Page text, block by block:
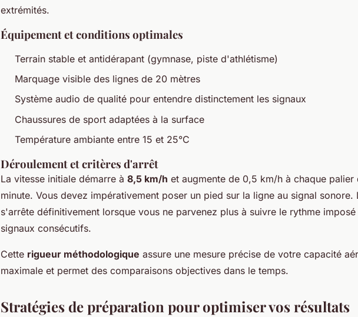
extrémités.
Équipement et conditions optimales
Terrain stable et antidérapant (gymnase, piste d'athlétisme)
Marquage visible des lignes de 20 mètres
Système audio de qualité pour entendre distinctement les signaux
Chaussures de sport adaptées à la surface
Température ambiante entre 15 et 25°C
Déroulement et critères d'arrêt
La vitesse initiale démarre à 8,5 km/h et augmente de 0,5 km/h à chaque palier
minute. Vous devez impérativement poser un pied sur la ligne au signal sonore.
s'arrête définitivement lorsque vous ne parvenez plus à suivre le rythme imposé
signaux consécutifs.
Cette rigueur méthodologique assure une mesure précise de votre capacité
maximale et permet des comparaisons objectives dans le temps.
Stratégies de préparation pour optimiser vos résultats